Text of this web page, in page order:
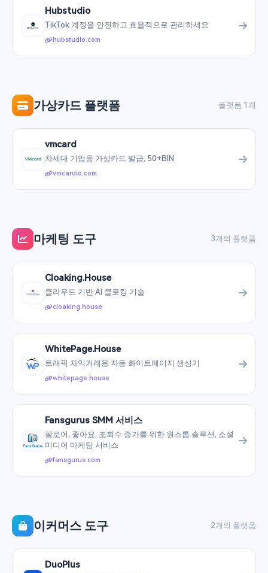
Hubstudio
TikTok 계정을 안전하고 효율적으로 관리하세요
hubstudio.com
가상카드 플랫폼 플랫폼 1개
vmcard
차세대 기업용 가상카드 발급, 50+BIN
vmcardio.com
마케팅 도구 3개의 플랫폼
Cloaking.House
클라우드 기반 AI 클로킹 기술
cloaking.house
WhitePage.House
트래픽 차익거래용 자동 화이트페이지 생성기
whitepage.house
Fansgurus SMM 서비스
팔로어, 좋아요, 조회수 증가를 위한 원스톱 솔루션, 소셜
미디어 마케팅 서비스
fansgurus.com
이커머스 도구 2개의 플랫폼
DuoPlus